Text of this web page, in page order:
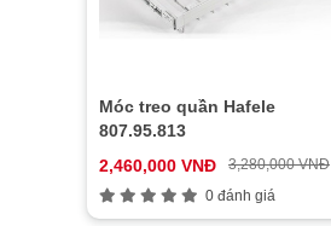
Móc treo quần Hafele
807.95.813
2,460,000 VNĐ
3,280,000 VNĐ
0 đánh giá